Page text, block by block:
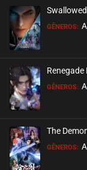
GÊNEROS:
Renegade
GÊNEROS:
The
GÊNEROS: